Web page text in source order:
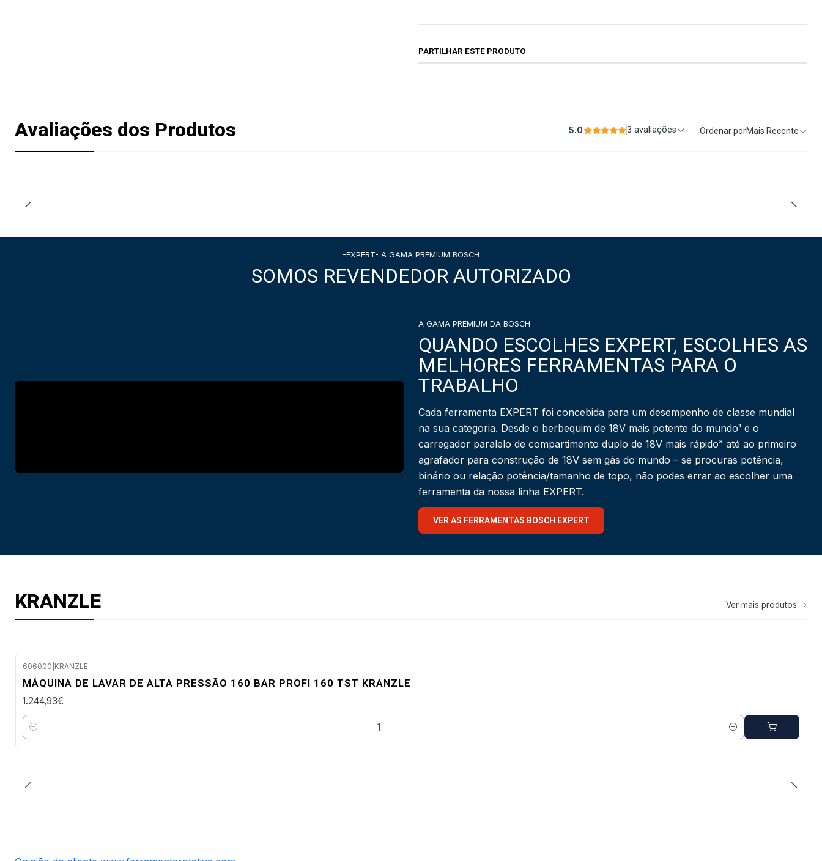
PARTILHAR ESTE PRODUTO
Avaliações dos Produtos 5.0 3 avaliações Ordenar porMais Recente
-EXPERT- A GAMA PREMIUM BOSCH
SOMOS REVENDEDOR AUTORIZADO
A GAMA PREMIUM DA BOSCH
QUANDO ESCOLHES EXPERT, ESCOLHES AS
MELHORES FERRAMENTAS PARA O
TRABALHO
Cada ferramenta EXPERT foi concebida para um desempenho de classe mundial
na sua categoria. Desde o berbequim de 18V mais potente do mundo¹ e o
carregador paralelo de compartimento duplo de 18V mais rápido³ até ao primeiro
agrafador para construção de 18V sem gás do mundo – se procuras potência,
binário ou relação potência/tamanho de topo, não podes errar ao escolher uma
ferramenta da nossa linha EXPERT.
VER AS FERRAMENTAS BOSCH EXPERT
KRANZLE Ver mais produtos
606000 KRANZLE
MÁQUINA DE LAVAR DE ALTA PRESSÃO 160 BAR PROFI 160 TST KRANZLE
1.244,93€
Quantidade